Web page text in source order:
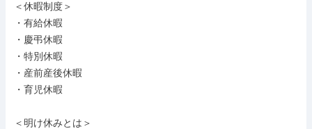
＜休暇制度＞
・有給休暇
・慶弔休暇
・特別休暇
・産前産後休暇
・育児休暇
＜明け休みとは＞